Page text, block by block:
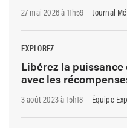
27 mai 2026 à 11h59 - Journal
EXPLOREZ
Libérez la
avec les
3 août 2023 à 15h18 - Équipe